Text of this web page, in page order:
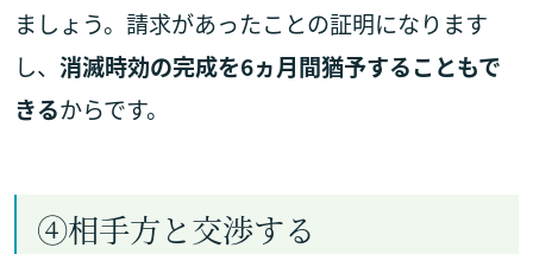
ましょう。請求があったことの証明になります
し、 消滅時効の完成を6ヵ月間猶予することもで
きるからです。
④相手方と交渉する